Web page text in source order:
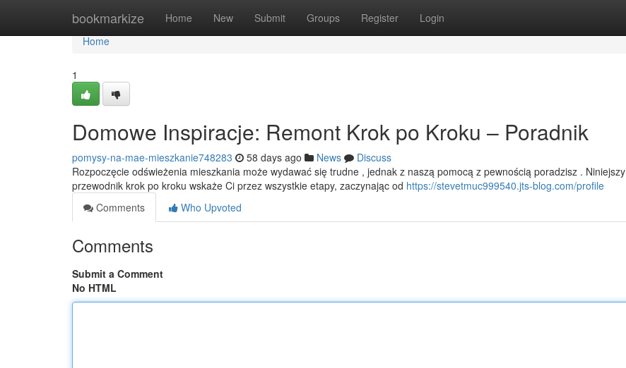
bookmarkize Home New Submit Groups Register Login
Home
Home
1
Domowe Inspiracje: Remont Krok po Kroku – Poradnik
pomysy-na-mae-mieszkanie748283 58 days ago News
Discuss
Rozpoczęcie odświeżenia mieszkania może wydawać się trudne , jednak z naszą pomocą z pewnością poradzisz . Niniejszy
przewodnik krok po kroku wskaże Ci przez wszystkie etapy, zaczynając od https://stevetmuc999540.jts-blog.com/profile
Comments
Who Upvoted
Comments
Submit a Comment
No HTML